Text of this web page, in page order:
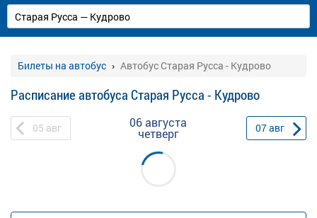
Билеты на автобус Автобус Старая Русса - Кудрово
Расписание автобуса Старая Русса - Кудрово
05 авг 06 августа
четверг 07авг